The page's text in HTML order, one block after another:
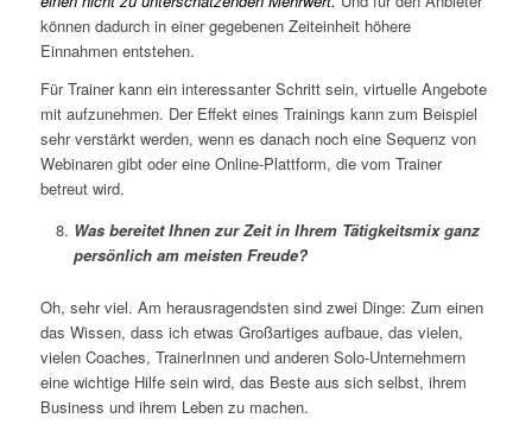
können dadurch in einer gegebenen Zeiteinheit höhere
Einnahmen entstehen.
Für Trainer kann ein interessanter Schritt sein, virtuelle Angebote
mit aufzunehmen. Der Effekt eines Trainings kann zum Beispiel
sehr verstärkt werden, wenn es danach noch eine Sequenz von
Webinaren gibt oder eine Online-Plattform, die vom Trainer
betreut wird.
Was bereitet Ihnen zur Zeit in Ihrem Tätigkeitsmix ganz
persönlich am meisten Freude?
Oh, sehr viel. Am herausragendsten sind zwei Dinge: Zum einen
das Wissen, dass ich etwas Großartiges aufbaue, das vielen,
vielen Coaches, TrainerInnen und anderen Solo-Unternehmern
eine wichtige Hilfe sein wird, das Beste aus sich selbst, ihrem
Business und ihrem Leben zu machen.